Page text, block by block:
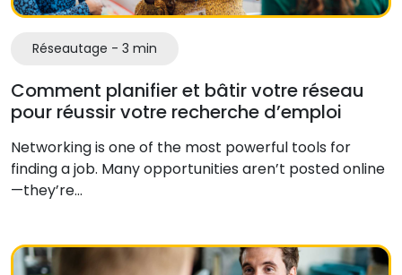
Réseautage - 3 min
Comment planifier et bâtir votre réseau
pour réussir votre recherche d’emploi
Networking is one of the most powerful tools for
finding a job. Many opportunities aren’t posted online
—they’re…